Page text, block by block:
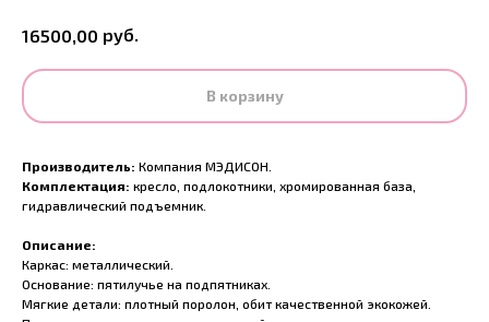
16500,00 руб.
В корзину
Производитель: Компания МЭДИСОН.
Комплектация: кресло, подлокотники, хромированная база,
гидравлический подъемник.
Описание:
Каркас: металлический.
Основание: пятилучье на подпятниках.
Мягкие детали: плотный поролон, обит качественной экокожей.